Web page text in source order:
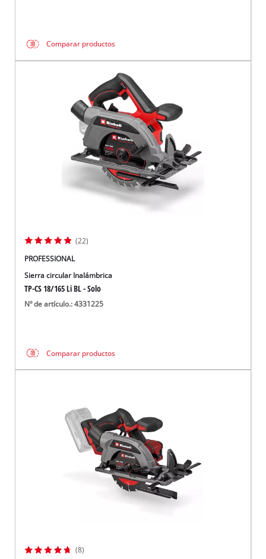
Comparar productos
(22)
PROFESSIONAL
Sierra circular Inalámbrica
TP-CS 18/165 Li BL - Solo
Nº de artículo.: 4331225
Comparar productos
(8)